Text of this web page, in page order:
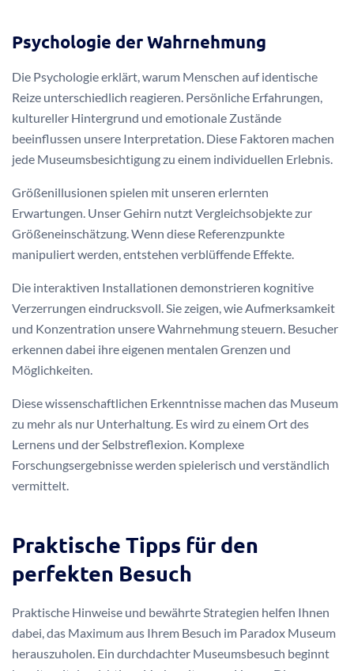
Psychologie der Wahrnehmung
Die Psychologie erklärt, warum Menschen auf identische
Reize unterschiedlich reagieren. Persönliche Erfahrungen,
kultureller Hintergrund und emotionale Zustände
beeinflussen unsere Interpretation. Diese Faktoren machen
jede Museumsbesichtigung zu einem individuellen Erlebnis.
Größenillusionen spielen mit unseren erlernten
Erwartungen. Unser Gehirn nutzt Vergleichsobjekte zur
Größeneinschätzung. Wenn diese Referenzpunkte
manipuliert werden, entstehen verblüffende Effekte.
Die interaktiven Installationen demonstrieren kognitive
Verzerrungen eindrucksvoll. Sie zeigen, wie Aufmerksamkeit
und Konzentration unsere Wahrnehmung steuern. Besucher
erkennen dabei ihre eigenen mentalen Grenzen und
Möglichkeiten.
Diese wissenschaftlichen Erkenntnisse machen das Museum
zu mehr als nur Unterhaltung. Es wird zu einem Ort des
Lernens und der Selbstreflexion. Komplexe
Forschungsergebnisse werden spielerisch und verständlich
vermittelt.
Praktische Tipps für den
perfekten Besuch
Praktische Hinweise und bewährte Strategien helfen Ihnen
dabei, das Maximum aus Ihrem Besuch im Paradox Museum
herauszuholen. Ein durchdachter Museumsbesuch beginnt